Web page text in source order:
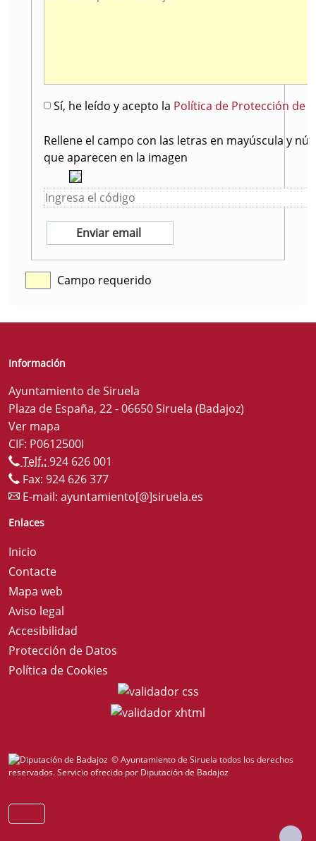
Sí, he leído y acepto la Política de Protección de
Rellene el campo con las letras en mayúscula y
que aparecen en la imagen
Campo requerido
Información
Ayuntamiento de Siruela
Plaza de España, 22 - 06650 Siruela (Badajoz)
Ver mapa
CIF: P0612500I
Telf.: 924 626 001
Fax: 924 626 377
E-mail: ayuntamiento[@]siruela.es
Enlaces
Inicio
Contacte
Mapa web
Aviso legal
Accesibilidad
Protección de Datos
Política de Cookies
© Ayuntamiento de Siruela todos los derechos
reservados.Servicio ofrecido por Diputación de Badajoz